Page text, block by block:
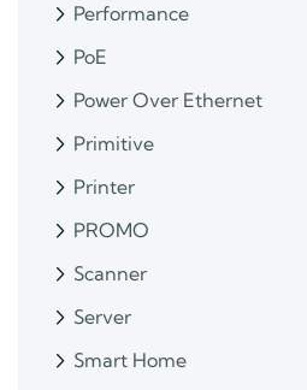
Performance
PoE
Power Over Ethernet
Primitive
Printer
PROMO
Scanner
Server
Smart Home